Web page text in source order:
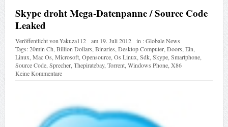
Skype droht Mega-Datenpanne / Source Code
Leaked
Veröffentlicht von¥akuza112 am 19. Juli 2012 in :Globale News
Tags:20min Ch Billion Dollars Binaries Desktop Computer, Doors Ein
Linux Mac Os Microsoft, Opensource, Os Linux Sdk, Skype, Smartphone,
Source Code, Sprecher, Thepiratebay, Torrent, Windows Phone, X86
Keine Kommentare